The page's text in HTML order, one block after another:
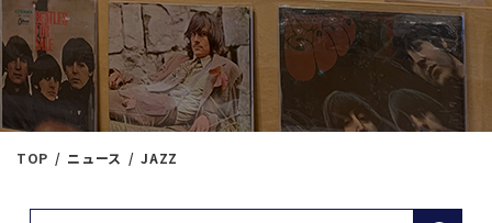
TOP ニュース JAZZ